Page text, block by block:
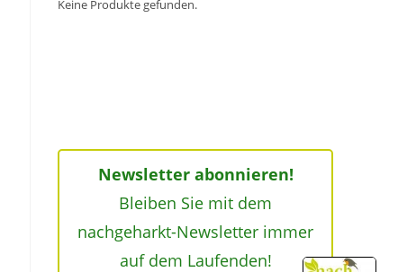
Keine Produkte gefunden.
Newsletter abonnieren!
Bleiben Sie mit dem
nachgeharkt-Newsletter immer
auf dem Laufenden!